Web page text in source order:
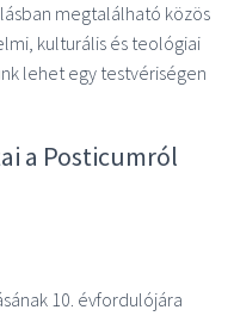
megtalálható közös
kulturális és teológiai
lehet egy testvériségen
a Posticumról
10. évfordulójára